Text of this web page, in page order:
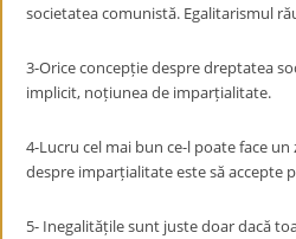
societatea comunistă. Egalitarismul
3-Orice concepție despre dreptatea
implicit, noțiunea de imparțialitate.
4-Lucru cel mai bun ce-l poate face
despre imparțialitate este să accepte
5- Inegalitățile sunt juste doar dacă